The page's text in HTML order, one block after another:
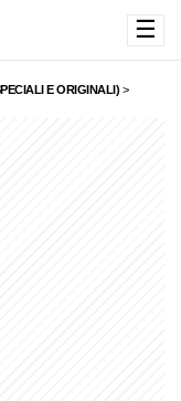
☰
E ORIGINALI) >